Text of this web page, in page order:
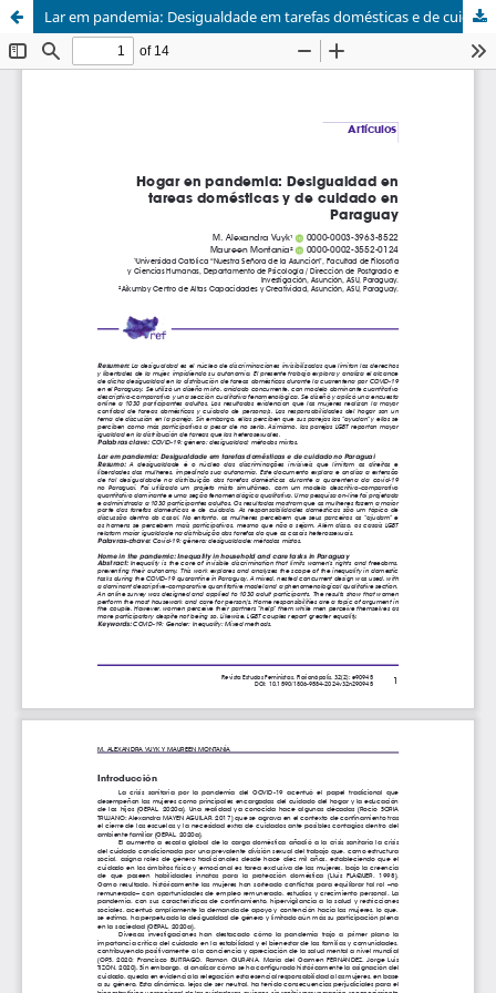
Lar em pandemia: Desigualdade em tarefas domésticas e de cuidado no Paraguai